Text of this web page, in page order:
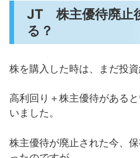
JT 株主優待廃止
る？
株を購入した時は、まだ投資
高利回り＋株主優待がある
いました。
株主優待が廃止された今、